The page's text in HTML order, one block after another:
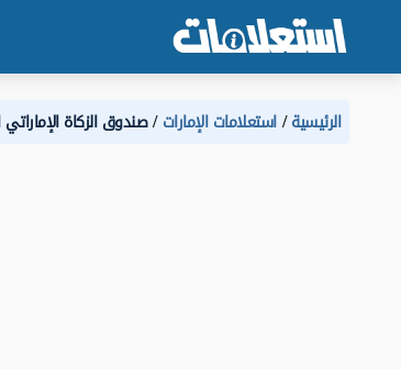
الرئيسية استعلامات الإمارات صندوق الزكاة